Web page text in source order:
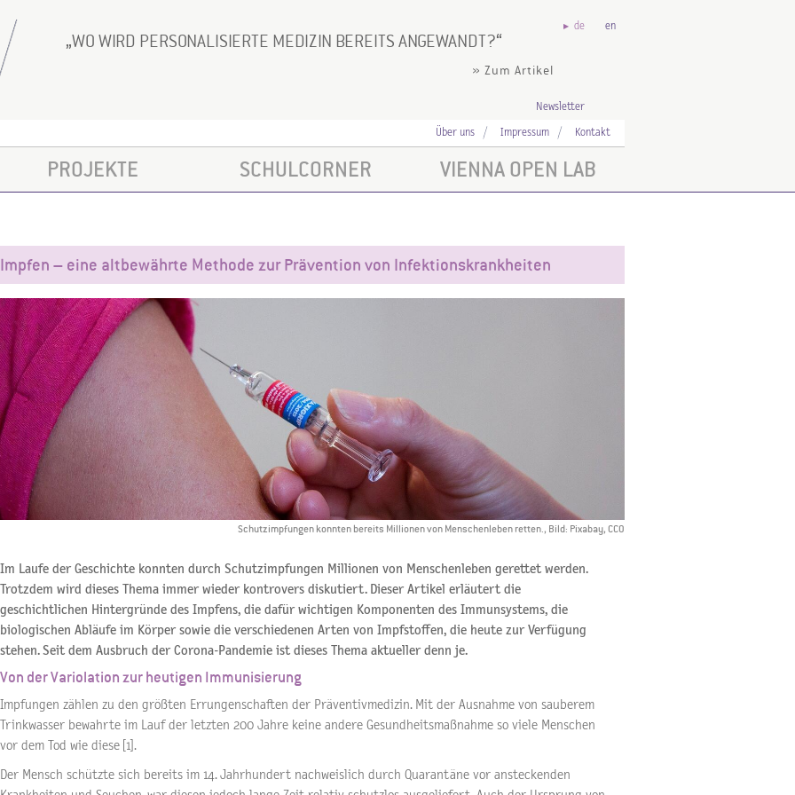
WO WIRD PERSONALISIERTE MEDIZIN BEREITS ANGEWANDT?
» Zum Artikel
de en
Newsletter
Über uns Impressum Kontakt
PROJEKTE SCHULCORNER VIENNA OPEN LAB
Impfen – eine altbewährte Methode zur Prävention von Infektionskrankheiten
Schutzimpfungen konnten bereits Millionen von Menschenleben retten., Bild: Pixabay, CCO
Im Laufe der Geschichte konnten durch Schutzimpfungen Millionen von Menschenleben gerettet werden.
Trotzdem wird dieses Thema immer wieder kontrovers diskutiert. Dieser Artikel erläutert die
geschichtlichen Hintergründe des Impfens, die dafür wichtigen Komponenten des Immunsystems, die
biologischen Abläufe im Körper sowie die verschiedenen Arten von Impfstoffen, die heute zur Verfügung
stehen. Seit dem Ausbruch der Corona-Pandemie ist dieses Thema aktueller denn je.
Von der Variolation zur heutigen Immunisierung
Impfungen zählen zu den größten Errungenschaften der Präventivmedizin. Mit der Ausnahme von sauberem
Trinkwasser bewahrte im Lauf der letzten 200 Jahre keine andere Gesundheitsmaßnahme so viele Menschen
vor dem Tod wie diese [1].
Der Mensch schützte sich bereits im 14. Jahrhundert nachweislich durch Quarantäne vor ansteckenden